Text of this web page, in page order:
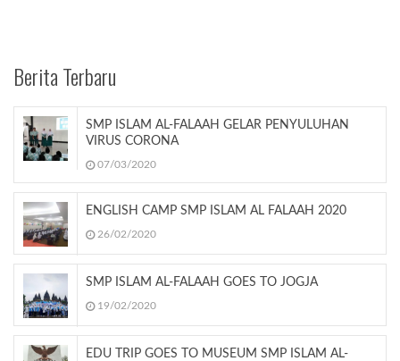
Berita Terbaru
SMP ISLAM AL-FALAAH GELAR PENYULUHAN
VIRUS CORONA
07/03/2020
ENGLISH CAMP SMP ISLAM AL FALAAH 2020
26/02/2020
SMP ISLAM AL-FALAAH GOES TO JOGJA
19/02/2020
EDU TRIP GOES TO MUSEUM SMP ISLAM AL-